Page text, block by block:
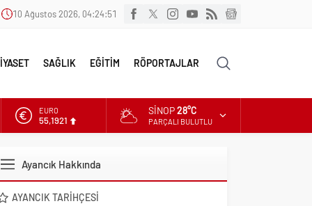
10 Ağustos 2026, 04:24:52
SAĞLIK EĞİTİM RÖPORTAJLAR
ALTIN
6.659,09
EURO
SINOP28°C
PARÇALI BULUTLU
Ayancık Hakkında
AYANCIK TARIHÇESI